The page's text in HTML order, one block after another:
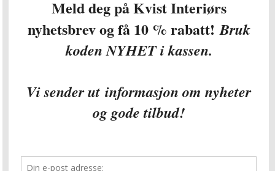
Roar Pels
Sagaform
Skandinavisk
TenderFlame
Tresløyd
Ygg&Lyng sommersalg